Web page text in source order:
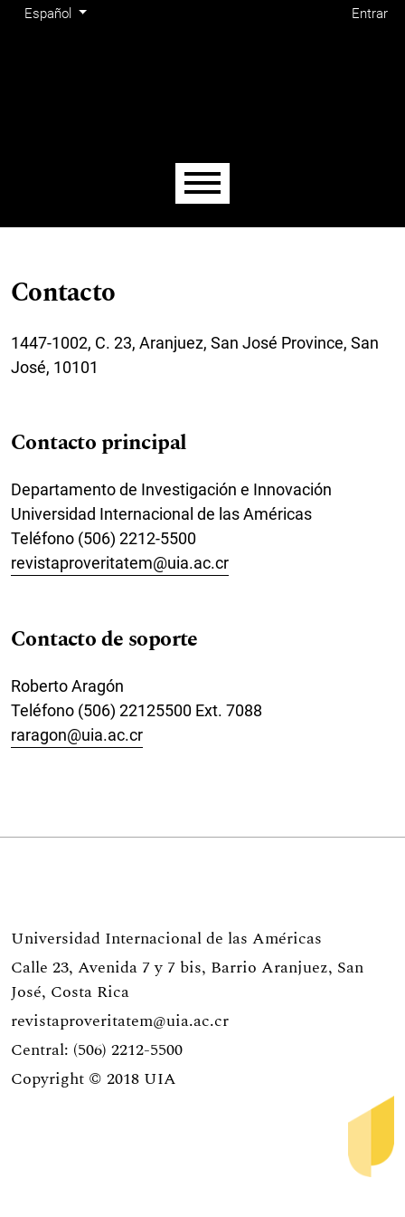
Ir al menú de navegación principal
Ir al contenido principal
Ir al pie de página del sitio
Cambiar el idioma. El actual es:
Español
Menú de administración Entrar
Contacto
1447-1002, C. 23, Aranjuez, San José Province, San
José, 10101
Contacto principal
Departamento de Investigación e Innovación
Universidad Internacional de las Américas
Teléfono (506) 2212-5500
revistaproveritatem@uia.ac.cr
Contacto de soporte
Roberto Aragón
Teléfono (506) 22125500 Ext. 7088
raragon@uia.ac.cr
Universidad Internacional de las Américas
Calle 23, Avenida 7 y 7 bis, Barrio Aranjuez, San
José, Costa Rica
revistaproveritatem@uia.ac.cr
Central: (506) 2212-5500
Copyright © 2018 UIA